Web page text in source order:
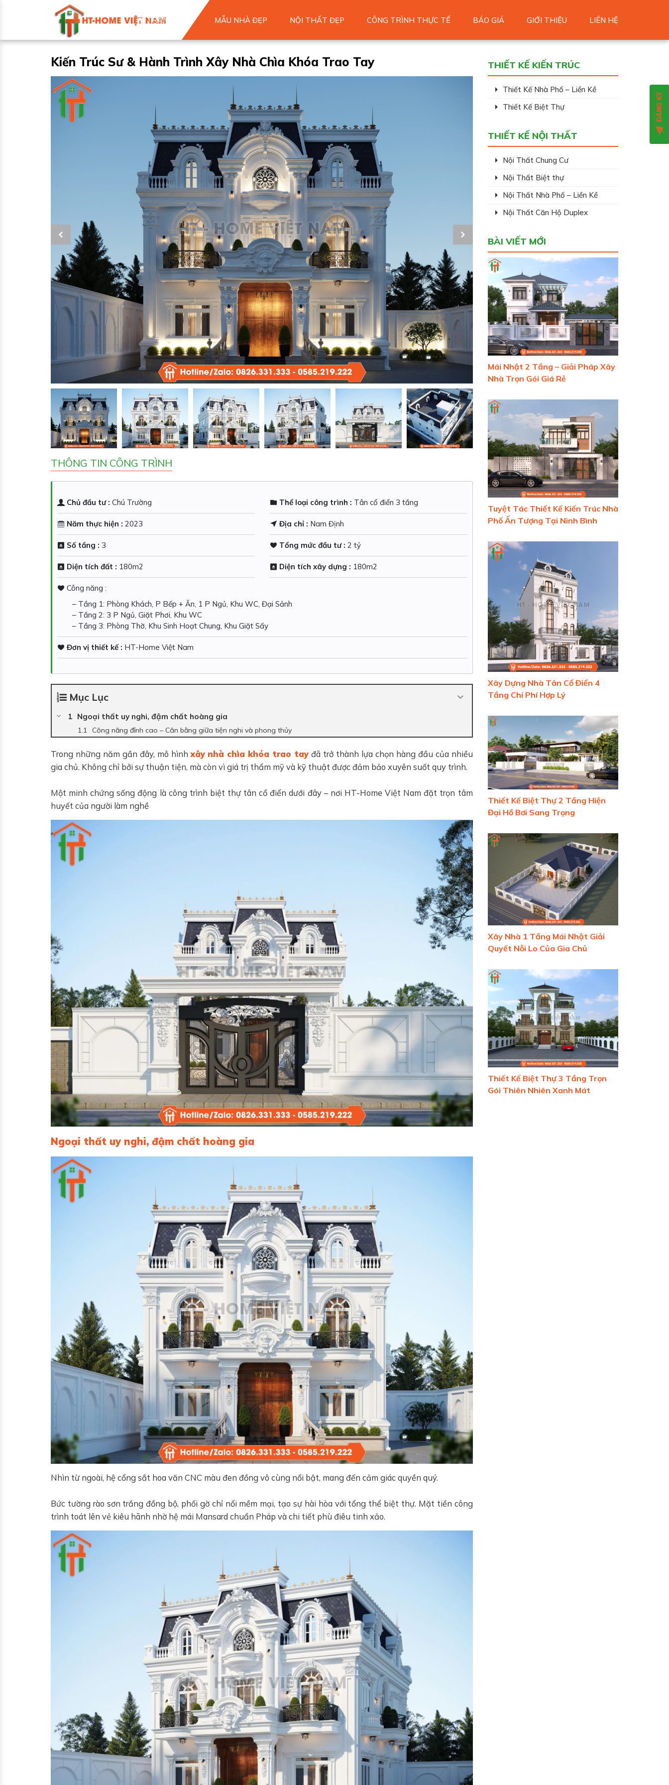
TRANG CHỦ MẪU NHÀ ĐẸP NỘI THẤT ĐẸP CÔNG TRÌNH THỰC TẾ BÁO GIÁ GIỚI THIỆU LIÊN HỆ
Kiến Trúc Sư & Hành Trình Xây Nhà Chìa Khóa Trao Tay
THÔNG TIN CÔNG TRÌNH
Chủ đầu tư : Chú Trường Thể loại công trình : Tân cổ điển 3 tầng
Năm thực hiện : 2023 Địa chỉ : Nam Định
Số tầng : 3 Tổng mức đầu tư : 2 tỷ
Diện tích đất : 180m2 Diện tích xây dựng : 180m2
Công năng :
– Tầng 1: Phòng Khách, P Bếp + Ăn, 1 P Ngủ, Khu WC, Đại Sảnh
– Tầng 2: 3 P Ngủ, Giặt Phơi, Khu WC
– Tầng 3: Phòng Thờ, Khu Sinh Hoạt Chung, Khu Giặt Sấy
Đơn vị thiết kế : HT-Home Việt Nam
Mục Lục
Ngoại thất uy nghi, đậm chất hoàng gia
Công năng đỉnh cao – Cân bằng giữa tiện nghi và phong thủy
Trong những năm gần đây, mô hìnhxây nhà chìa khóa trao tay đã trở thành lựa chọn hàng đầu của nhiều
gia chủ. Không chỉ bởi sự thuận tiện, mà còn vì giá trị thẩm mỹ và kỹ thuật được đảm bảo xuyên suốt quy trình.
Một minh chứng sống động là công trình biệt thự tân cổ điển dưới đây – nơi HT-Home Việt Nam đặt trọn tâm
huyết của người làm nghề
Ngoại thất uy nghi, đậm chất hoàng gia
Nhìn từ ngoài, hệ cổng sắt hoa văn CNC màu đen đồng vô cùng nổi bật, mang đến cảm giác quyền quý.
Bức tường rào sơn trắng đồng bộ, phối gờ chỉ nổi mềm mại, tạo sự hài hòa với tổng thể biệt thự. Mặt tiền công
trình toát lên vẻ kiêu hãnh nhờ hệ mái Mansard chuẩn Pháp và chi tiết phù điêu tinh xảo.
THIẾT KẾ KIẾN TRÚC
Thiết Kế Nhà Phố – Liền Kề
Thiết Kế Biệt Thự
THIẾT KẾ NỘI THẤT
Nội Thất Chung Cư
Nội Thất Biệt thự
Nội Thất Nhà Phố – Liền Kề
Nội Thất Căn Hộ Duplex
BÀI VIẾT MỚI
Mái Nhật 2 Tầng – Giải Pháp Xây
Nhà Trọn Gói Giá Rẻ
Tuyệt Tác Thiết Kế Kiến Trúc Nhà
Phố Ấn Tượng Tại Ninh Bình
Xây Dựng Nhà Tân Cổ Điển 4
Tầng Chi Phí Hợp Lý
Thiết Kế Biệt Thự 2 Tầng Hiện
Đại Hồ Bơi Sang Trọng
Xây Nhà 1 Tầng Mái Nhật Giải
Quyết Nỗi Lo Của Gia Chủ
Thiết Kế Biệt Thự 3 Tầng Trọn
Gói Thiên Nhiên Xanh Mát